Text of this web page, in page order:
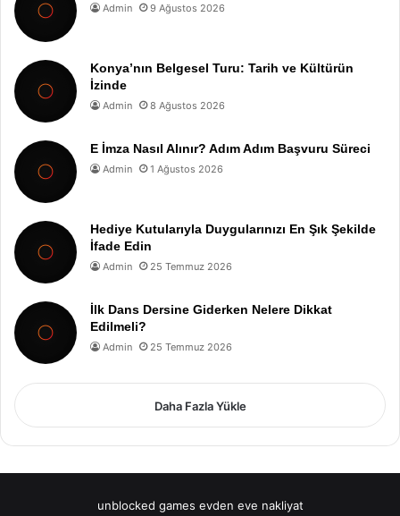
Admin 9 Ağustos 2026
Konya’nın Belgesel Turu: Tarih ve Kültürün
İzinde
Admin 8 Ağustos 2026
E İmza Nasıl Alınır? Adım Adım Başvuru Süreci
Admin 1 Ağustos 2026
Hediye Kutularıyla Duygularınızı En Şık Şekilde
İfade Edin
Admin 25 Temmuz 2026
İlk Dans Dersine Giderken Nelere Dikkat
Edilmeli?
Admin 25 Temmuz 2026
Daha Fazla Yükle
unblocked games evden eve nakliyat